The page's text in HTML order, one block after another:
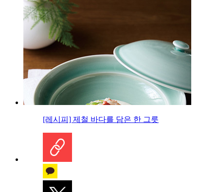
[레시피] 제철 바다를 담은 한 그릇